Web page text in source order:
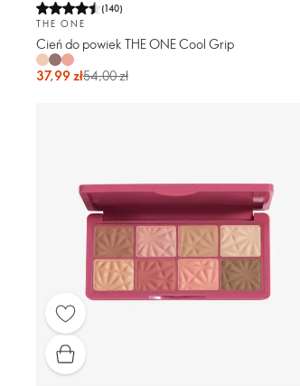
(140)
THE ONE
Cień do powiek THE ONE Cool Grip
37,99 zł54,00 zł